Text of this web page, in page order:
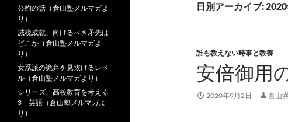
日別アーカイブ:
誰も教えない時事と教養
安倍御用
2020年9月2日 倉山
公約の話（倉山塾メルマガよ
り）
減税成就、向けるべき矛先は
どこか（倉山塾メルマガよ
り）
女系派の詭弁を見抜けるレベ
ル（倉山塾メルマガより）
シリーズ、高校教育を考える
3 英語（倉山塾メルマガよ
り）